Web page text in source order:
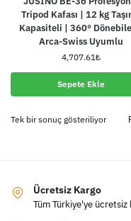
Tripod Kafası | 12 kg
Kapasiteli | 360°
Arca-Swiss Uyumlu
4,707.61₺
Sepete Ekle
Tek bir sonuç gösteriliyor
Ücretsiz Kargo
Tüm Türkiye'ye ücretsiz